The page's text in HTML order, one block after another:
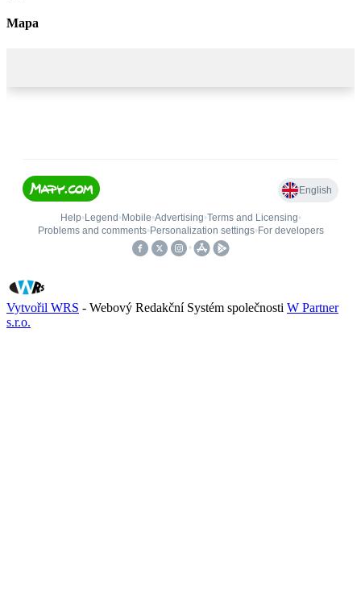
Mapa
Vytvořil WRS - Webový Redakční Systém společnosti W Partner
s.r.o.